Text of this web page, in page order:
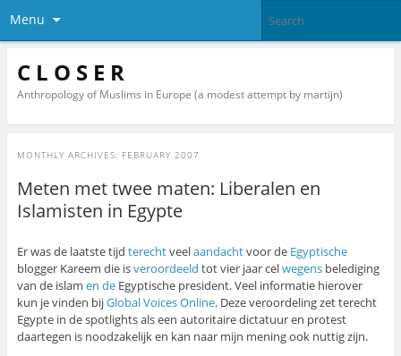
Menu
C L O S E R
Anthropology of Muslims in Europe (a modest attempt by martijn)
MONTHLY ARCHIVES: FEBRUARY 2007
Meten met twee maten: Liberalen en
Islamisten in Egypte
Er was de laatste tijd terechtveelaandachtvoor de Egyptische
blogger Kareem die isveroordeeld tot vier jaar celwegensbelediging
van de islam en deEgyptische president. Veel informatie hierover
kun je vinden bijGlobal Voices Online. Deze veroordeling zet terecht
Egypte in de spotlights als een autoritaire dictatuur en protest
daartegen is noodzakelijk en kan naar mijn mening ook nuttig zijn.